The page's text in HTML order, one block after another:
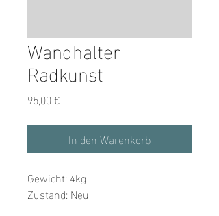
Wandhalter
Radkunst
95,00 €Preis
In den Warenkorb
Gewicht: 4kg
Zustand: Neu